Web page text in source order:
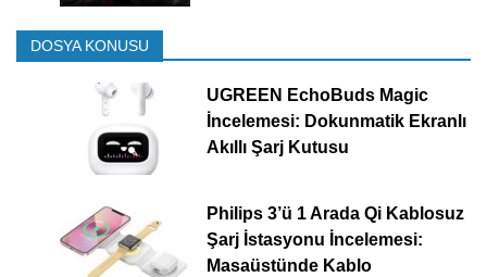
DOSYA KONUSU
UGREEN EchoBuds Magic
İncelemesi: Dokunmatik Ekranlı
Akıllı Şarj Kutusu
Philips 3’ü 1 Arada Qi Kablosuz
Şarj İstasyonu İncelemesi:
Masaüstünde Kablo